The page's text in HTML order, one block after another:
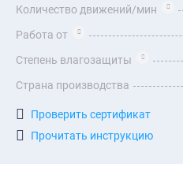
Количество движений/мин
Работа от
Степень влагозащиты
Страна производства
Проверить сертификат
Прочитать инструкцию